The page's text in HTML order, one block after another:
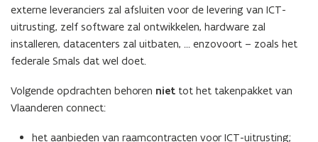
externe leveranciers zal afsluiten voor de levering van ICT-
uitrusting, zelf software zal ontwikkelen, hardware zal
installeren, datacenters zal uitbaten, … enzovoort – zoals het
federale Smals dat wel doet.
Volgende opdrachten behoren niet tot het takenpakket van
Vlaanderen connect:
het aanbieden van raamcontracten voor ICT-uitrusting;